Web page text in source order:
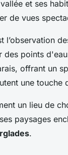
et ses
de vues
l’observation
points
offrant un
une touche
un lieu de
paysages
.